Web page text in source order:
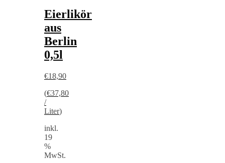
Eierlikör
aus
Berlin
0,5l
€18,90
(€37,80
/
Liter)
inkl.
19
%
MwSt.